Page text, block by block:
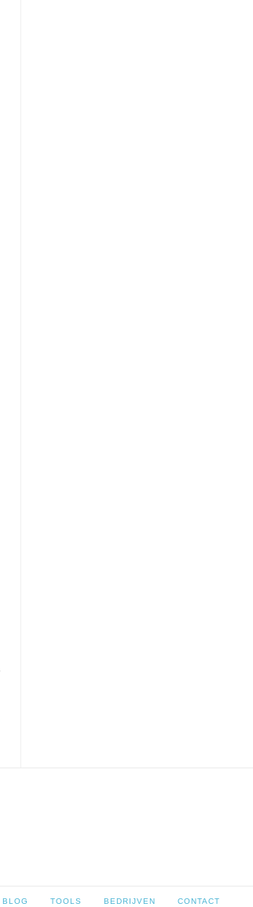
BLOG TOOLS BEDRIJVEN CONTACT